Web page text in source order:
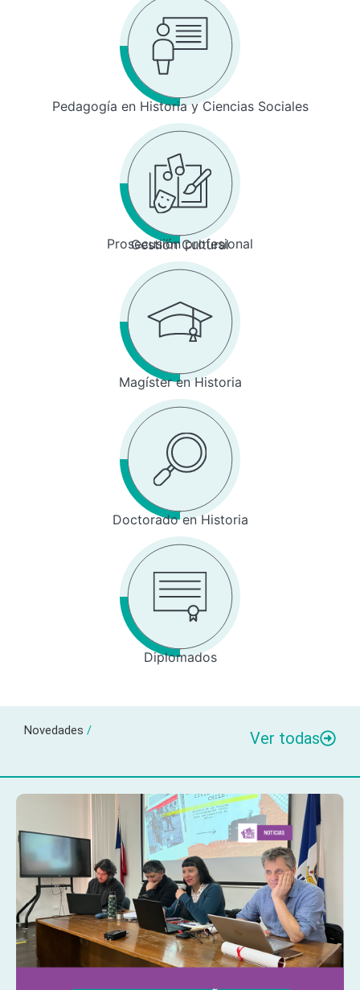
Pedagogía en Historia y Ciencias Sociales
Prosecusión profesional
Gestión Cultural
Magíster en Historia
Doctorado en Historia
Diplomados
Novedades / Ver todas